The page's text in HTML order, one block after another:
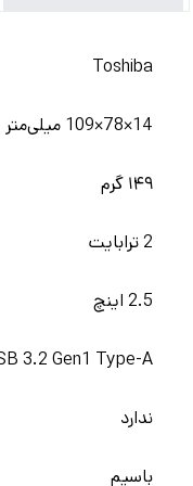
Toshiba
14×78×109 میلی‌متر
۱۴۹ گرم
2 ترابایت
2.5 اینچ
3.2 Gen1 Type-A
ندارد
باسیم